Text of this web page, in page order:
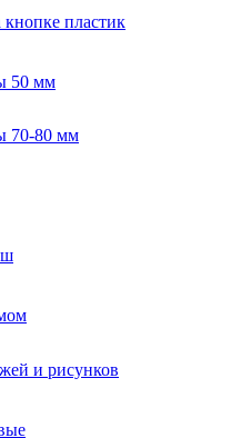
пластик
50 мм
70-80 мм
и рисунков